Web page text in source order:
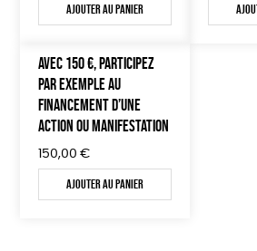
Ajouter au panier
AVEC 150 €, PARTICIPEZ
PAR EXEMPLE AU
FINANCEMENT D’UNE
ACTION OU MANIFESTATION
150,00 €
Ajouter au panier